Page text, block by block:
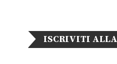
ISCRIVITI